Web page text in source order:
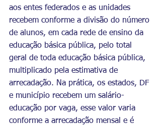
aos entes federados e as unidades
recebem conforme a divisão do número
de alunos, em cada rede de ensino da
educação básica pública, pelo total
geral de toda educação básica pública,
multiplicado pela estimativa de
arrecadação. Na prática, os estados, DF
e município recebem um salário-
educação por vaga, esse valor varia
conforme a arrecadação mensal e é